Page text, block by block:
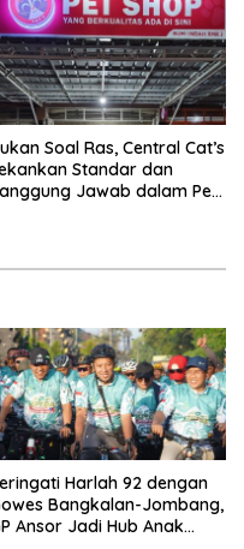
Soal Ras, Central Cat’s
Standar dan
Jawab dalam Pet
Harlah 92 dengan
Bangkalan-Jombang,
Ansor Jadi Hub Anak